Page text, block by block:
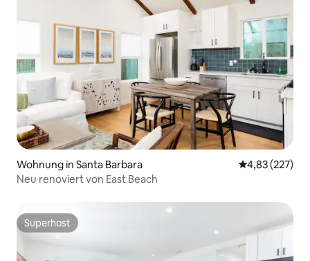
Wohnung in Santa Barbara
4,83 (227)
Neu renoviert von East Beach
Superhost
Superhost